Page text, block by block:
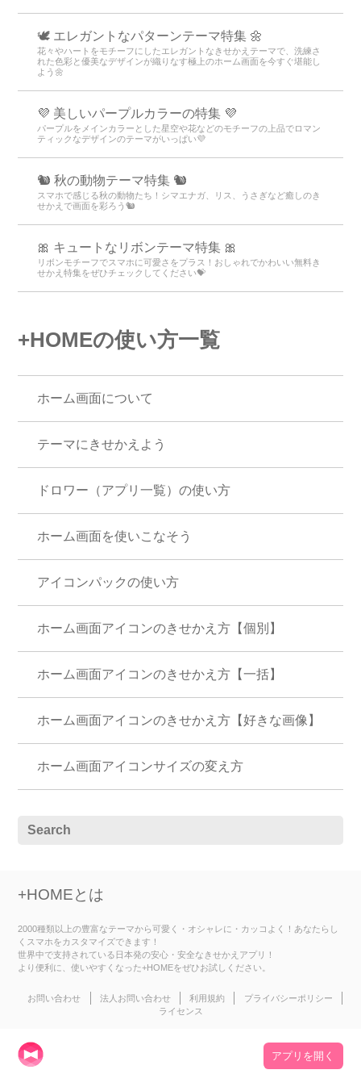
🕊️ エレガントなパターンテーマ特集 🌼
花々やハートをモチーフにしたエレガントなきせかえテーマで、洗練さ
れた色彩と優美なデザインが織りなす極上のホーム画面を今すぐ堪能し
よう🌼
💜 美しいパープルカラーの特集 💜
パープルをメインカラーとした星空や花などのモチーフの上品でロマン
ティックなデザインのテーマがいっぱい💜
🐿️ 秋の動物テーマ特集 🐿️
スマホで感じる秋の動物たち！シマエナガ、リス、うさぎなど癒しのき
せかえで画面を彩ろう🐿️
🎀 キュートなリボンテーマ特集 🎀
リボンモチーフでスマホに可愛さをプラス！おしゃれでかわいい無料き
せかえ特集をぜひチェックしてください💝
+HOMEの使い方一覧
ホーム画面について
テーマにきせかえよう
ドロワー（アプリ一覧）の使い方
ホーム画面を使いこなそう
アイコンパックの使い方
ホーム画面アイコンのきせかえ方【個別】
ホーム画面アイコンのきせかえ方【一括】
ホーム画面アイコンのきせかえ方【好きな画像】
ホーム画面アイコンサイズの変え方
+HOMEとは
2000種類以上の豊富なテーマから可愛く・オシャレに・カッコよく！あなたらし
くスマホをカスタマイズできます！
世界中で支持されている日本発の安心・安全なきせかえアプリ！
より便利に、使いやすくなった+HOMEをぜひお試しください。
お問い合わせ 法人お問い合わせ 利用規約
プライバシーポリシー
ライセンス
アプリを開く